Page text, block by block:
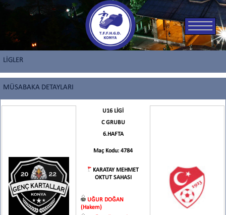
LİGLER
MÜSABAKA DETAYLARI
U16 LİGİ
C GRUBU
6.HAFTA
Maç Kodu: 4784
KARATAY MEHMET
OKTUT SAHASI
UĞUR DOĞAN
(Hakem)